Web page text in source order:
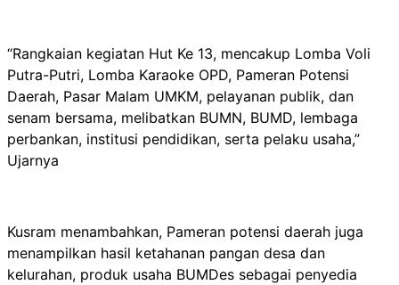
“Rangkaian kegiatan Hut Ke 13, mencakup Lomba Voli
Putra-Putri, Lomba Karaoke OPD, Pameran Potensi
Daerah, Pasar Malam UMKM, pelayanan publik, dan
senam bersama, melibatkan BUMN, BUMD, lembaga
perbankan, institusi pendidikan, serta pelaku usaha,”
Ujarnya
Kusram menambahkan, Pameran potensi daerah juga
menampilkan hasil ketahanan pangan desa dan
kelurahan, produk usaha BUMDes sebagai penyedia